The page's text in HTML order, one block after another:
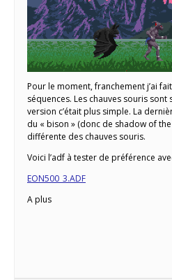
Pour le moment, franchement j’ai
séquences. Les chauves souris
version c’était plus simple. La
du « bison » (donc de shadow of
différente des chauves souris.
Voici l’adf à tester de préférence
EON500_3.ADF
A plus